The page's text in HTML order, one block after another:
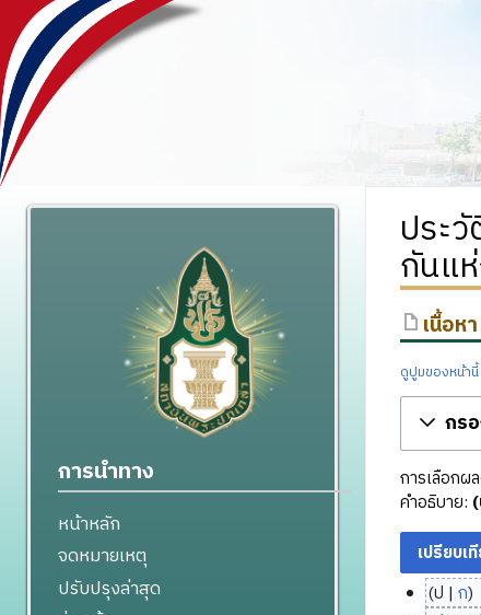
ประ
กันแ
เนื้อหา
ดูปูมของหน้านี้
กร
การเลือกผ
คำอธิบาย:
ป ก
การนำทาง
หน้าหลัก
จดหมายเหตุ
ปรับปรุงล่าสุด